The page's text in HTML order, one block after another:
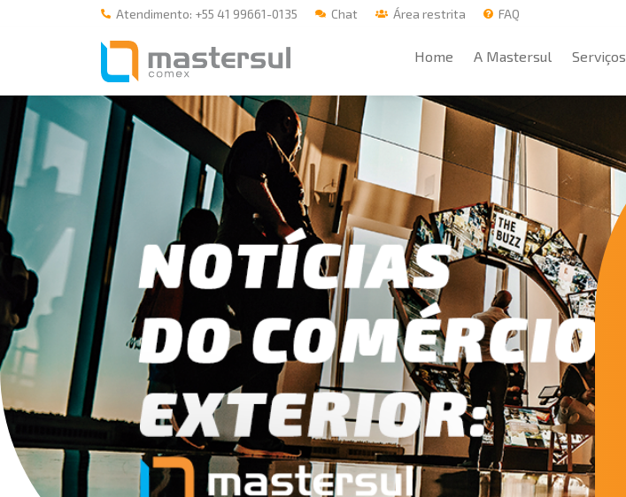
Atendimento: +55 41 99661-0135 Chat Área restrita FAQ
Home A Mastersul Serviços
Home
A Mastersul
Serviços
Integridade
Responsabilidade social
Blog
E-books
Contato